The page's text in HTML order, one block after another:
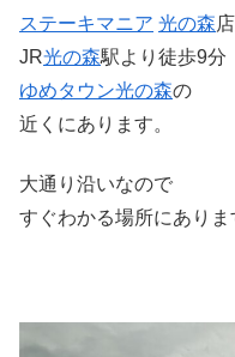
ステーキマニア 光の森
JR光の森駅より徒歩9分
ゆめタウン光の森の
近くにあります。
大通り沿いなので
すぐわかる場所にありま